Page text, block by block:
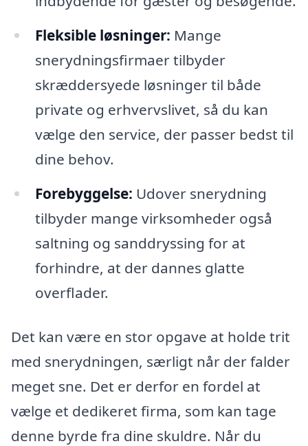
Fleksible løsninger: Mange
snerydningsfirmaer tilbyder
skræddersyede løsninger til både
private og erhvervslivet, så du kan
vælge den service, der passer bedst til
dine behov.
Forebyggelse: Udover snerydning
tilbyder mange virksomheder også
saltning og sanddryssing for at
forhindre, at der dannes glatte
overflader.
Det kan være en stor opgave at holde trit
med snerydningen, særligt når der falder
meget sne. Det er derfor en fordel at
vælge et dedikeret firma, som kan tage
denne byrde fra dine skuldre. Når du